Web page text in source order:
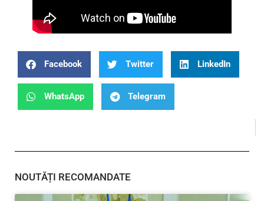
Facebook Twitter LinkedIn
WhatsApp Telegram
NOUTĂȚI RECOMANDATE